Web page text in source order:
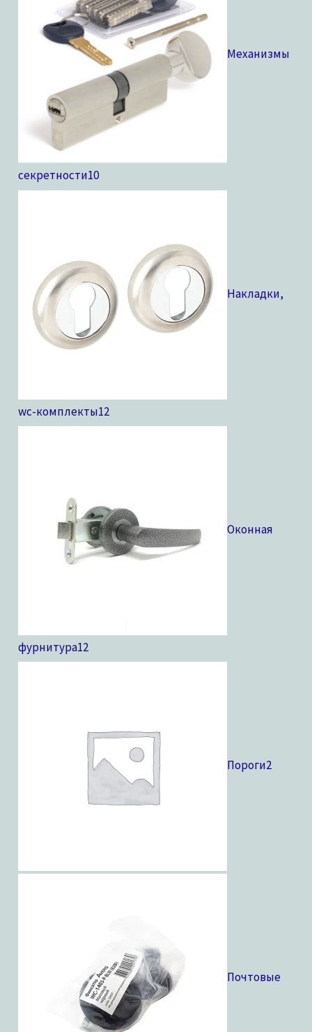
Механизмы
секретности10
Накладки,
wc-комплекты12
Оконная
фурнитура12
Пороги2
Почтовые